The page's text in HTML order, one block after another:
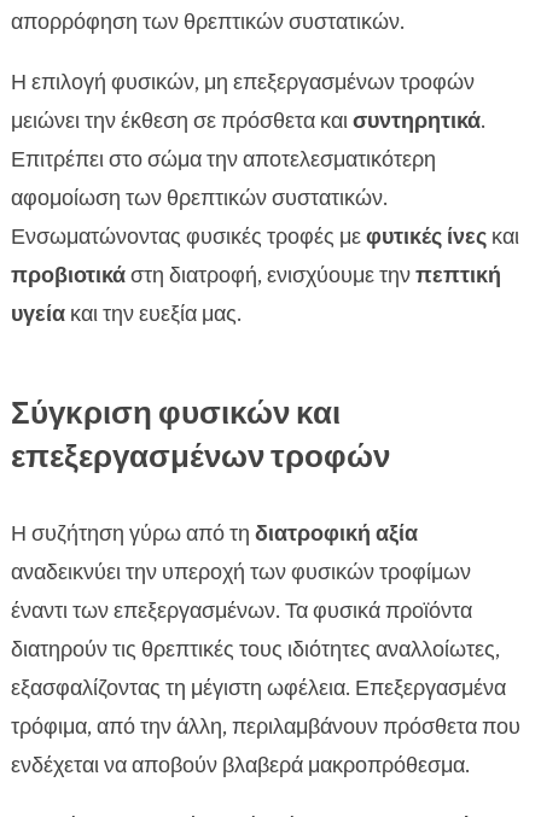
απορρόφηση των θρεπτικών συστατικών.
Η επιλογή φυσικών, μη επεξεργασμένων τροφών
μειώνει την έκθεση σε πρόσθετα καισυντηρητικά.
Επιτρέπει στο σώμα την αποτελεσματικότερη
αφομοίωση των θρεπτικών συστατικών.
Ενσωματώνοντας φυσικές τροφές μεφυτικές ίνεςκαι
προβιοτικάστη διατροφή, ενισχύουμε τηνπεπτική
υγείακαι την ευεξία μας.
Σύγκριση φυσικών και
επεξεργασμένων τροφών
Η συζήτηση γύρω από τη διατροφική αξία
αναδεικνύει την υπεροχή των φυσικών τροφίμων
έναντι των επεξεργασμένων. Τα φυσικά προϊόντα
διατηρούν τις θρεπτικές τους ιδιότητες αναλλοίωτες,
εξασφαλίζοντας τη μέγιστη ωφέλεια. Επεξεργασμένα
τρόφιμα, από την άλλη, περιλαμβάνουν πρόσθετα που
ενδέχεται να αποβούν βλαβερά μακροπρόθεσμα.